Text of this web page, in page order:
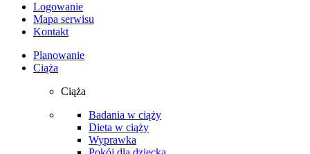
Logowanie
Mapa serwisu
Kontakt
Planowanie
Ciąża
Ciąża
Badania w ciąży
Dieta w ciąży
Wyprawka